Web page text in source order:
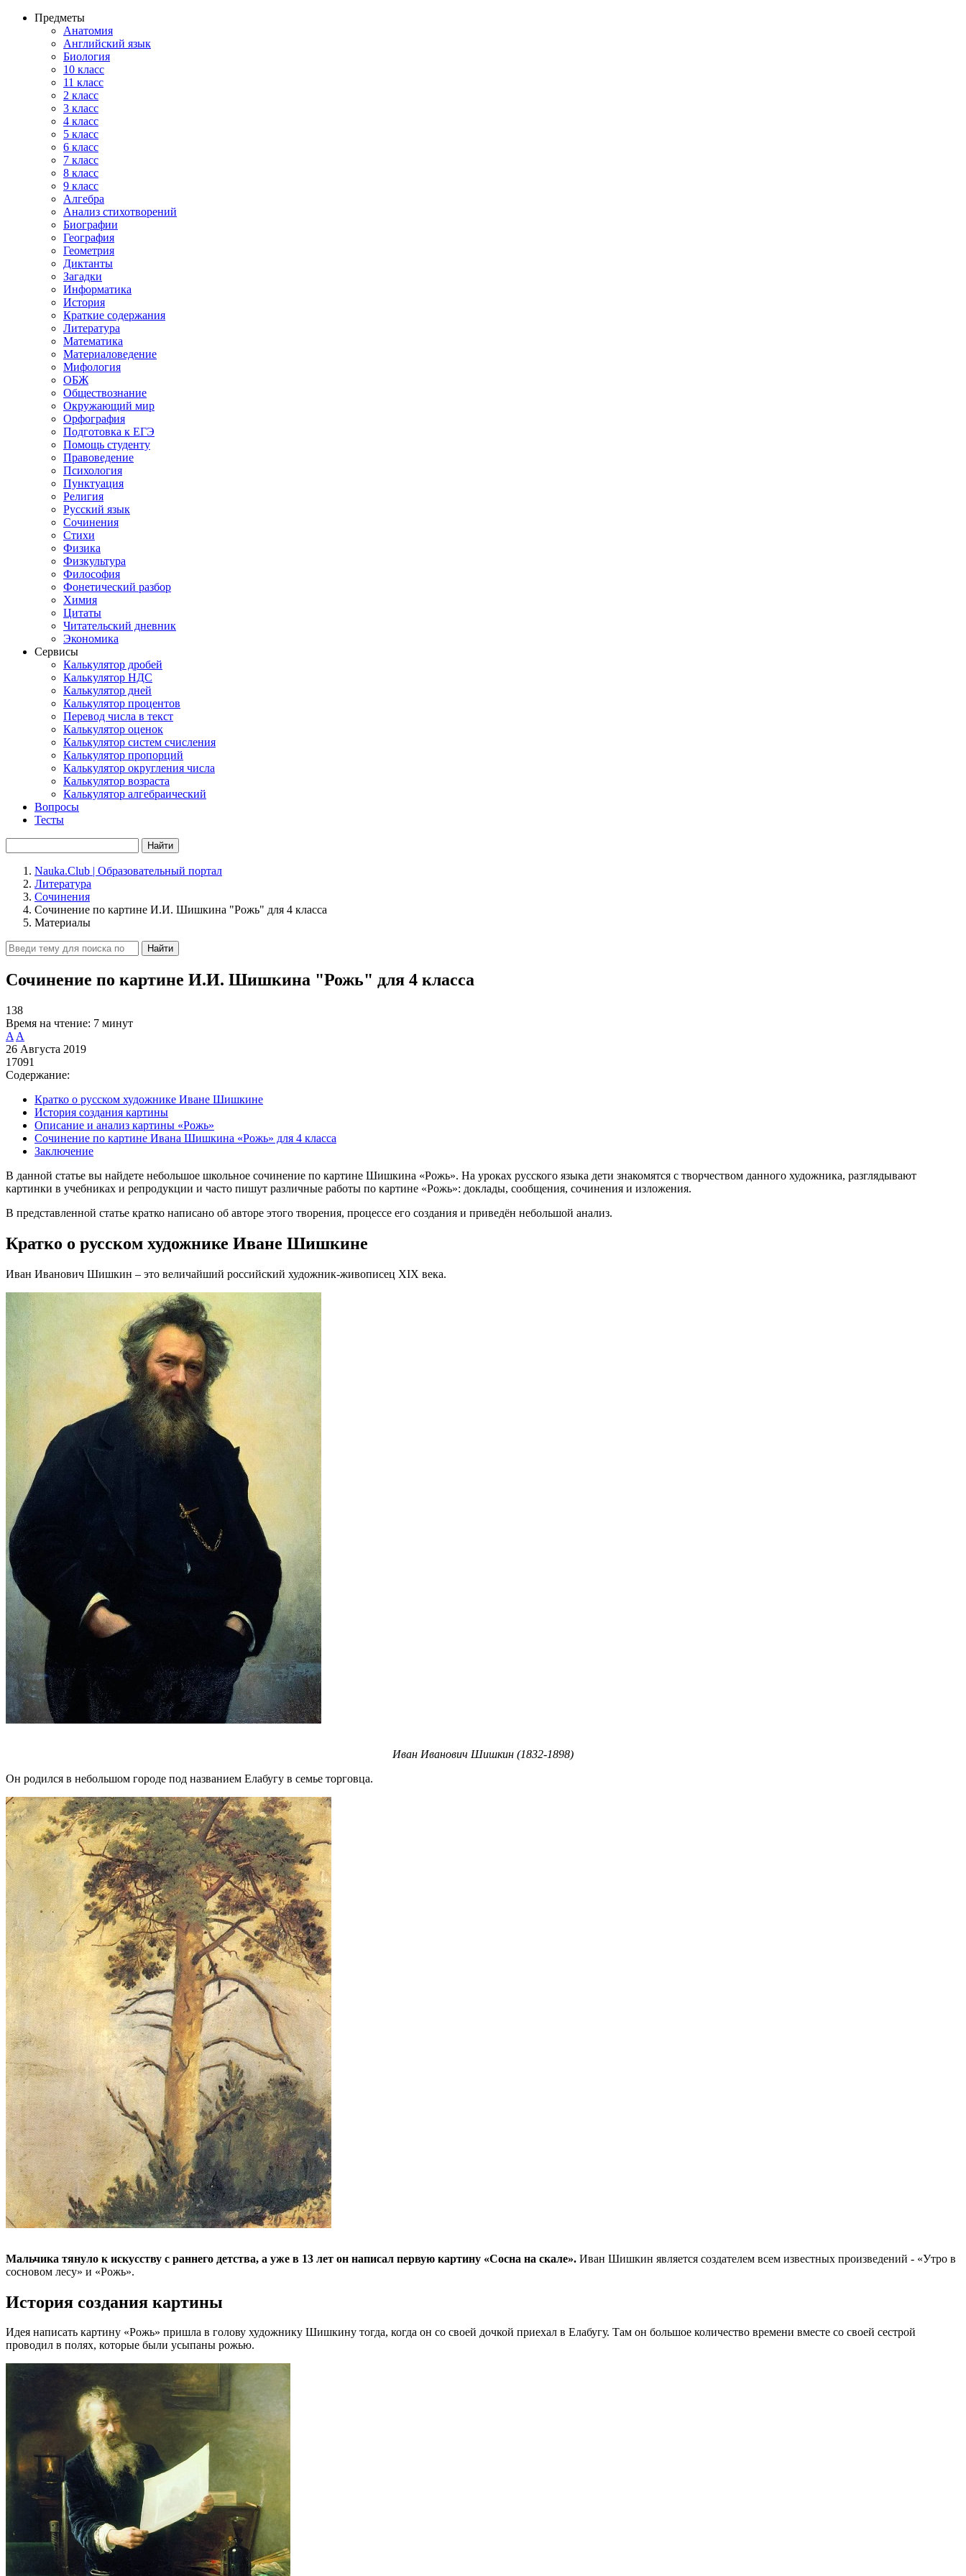
Предметы
Анатомия
Английский язык
Биология
10 класс
11 класс
2 класс
3 класс
4 класс
5 класс
6 класс
7 класс
8 класс
9 класс
Алгебра
Анализ стихотворений
Биографии
География
Геометрия
Диктанты
Загадки
Информатика
История
Краткие содержания
Литература
Математика
Материаловедение
Мифология
ОБЖ
Обществознание
Окружающий мир
Орфография
Подготовка к ЕГЭ
Помощь студенту
Правоведение
Психология
Пунктуация
Религия
Русский язык
Сочинения
Стихи
Физика
Физкультура
Философия
Фонетический разбор
Химия
Цитаты
Читательский дневник
Экономика
Сервисы
Калькулятор дробей
Калькулятор НДС
Калькулятор дней
Калькулятор процентов
Перевод числа в текст
Калькулятор оценок
Калькулятор систем счисления
Калькулятор пропорций
Калькулятор округления числа
Калькулятор возраста
Калькулятор алгебраический
Вопросы
Тесты
Найти
Nauka.Club | Образовательный портал
Литература
Сочинения
Сочинение по картине И.И. Шишкина "Рожь" для 4 класса
Материалы
Найти
Сочинение по картине И.И. Шишкина "Рожь" для 4 класса
138
Время на чтение: 7 минут
A A
26 Августа 2019
17091
Содержание:
Кратко о русском художнике Иване Шишкине
История создания картины
Описание и анализ картины «Рожь»
Сочинение по картине Ивана Шишкина «Рожь» для 4 класса
Заключение
В данной статье вы найдете небольшое школьное сочинение по картине Шишкина «Рожь». На уроках русского языка дети знакомятся с творчеством данного художника, разглядывают
картинки в учебниках и репродукции и часто пишут различные работы по картине «Рожь»: доклады, сообщения, сочинения и изложения.
В представленной статье кратко написано об авторе этого творения, процессе его создания и приведён небольшой анализ.
Кратко о русском художнике Иване Шишкине
Иван Иванович Шишкин – это величайший российский художник-живописец XIX века.
Иван Иванович Шишкин (1832-1898)
Он родился в небольшом городе под названием Елабугу в семье торговца.
Мальчика тянуло к искусству с раннего детства, а уже в 13 лет он написал первую картину «Сосна на скале». Иван Шишкин является создателем всем известных произведений - «Утро в
сосновом лесу» и «Рожь».
История создания картины
Идея написать картину «Рожь» пришла в голову художнику Шишкину тогда, когда он со своей дочкой приехал в Елабугу. Там он большое количество времени вместе со своей сестрой
проводил в полях, которые были усыпаны рожью.